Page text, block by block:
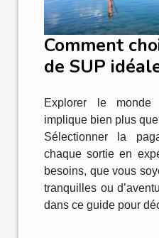
Comment
de SUP
Explorer le
implique bien plus
Sélectionner la
chaque sortie en
besoins, que vous
tranquilles ou
dans ce guide pour